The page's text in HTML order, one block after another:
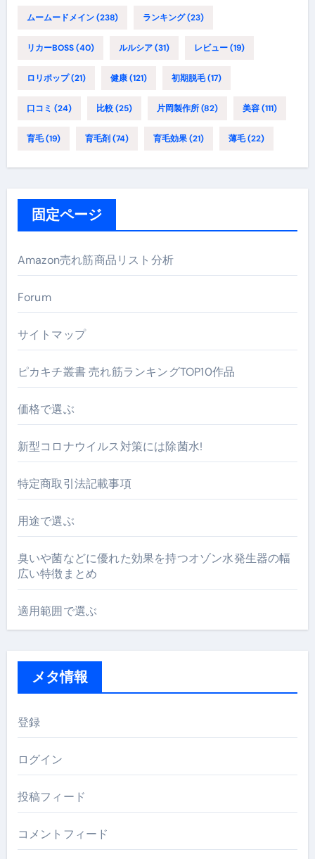
ムームードメイン(238) ランキング(23)
リカーBOSS(40) ルルシア(31) レビュー(19)
ロリポップ(21) 健康(121) 初期脱毛(17)
口コミ (24) 比較(25) 片岡製作所(82) 美容(111)
育毛(19) 育毛剤 (74) 育毛効果(21) 薄毛(22)
固定ページ
Amazon売れ筋商品リスト分析
Forum
サイトマップ
ピカキチ叢書 売れ筋ランキングTOP10作品
価格で選ぶ
新型コロナウイルス対策には除菌水!
特定商取引法記載事項
用途で選ぶ
臭いや菌などに優れた効果を持つオゾン水発生器の幅
広い特徴まとめ
適用範囲で選ぶ
メタ情報
登録
ログイン
投稿フィード
コメントフィード